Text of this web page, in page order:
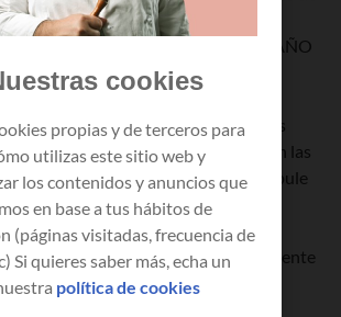
CLIENTE de las condiciones y, con
una duración inicial de UN (1) AÑO
del suministro de gas natural al
el suministro en la red de
de medida cumpla los requisitos
reglamentación vigente, salvo que en las
de la tarifa contratada se estipule
duración distinta.
del plazo de duración inicial, el presente
automáticamente por períodos
duración a la inicial, rigiendo las
cookies
propias y de terceros para
utilizas este sitio web y
los contenidos y anuncios que
en base a tus hábitos de
(páginas visitadas, frecuencia de
Si quieres saber más, echa un
política de cookies